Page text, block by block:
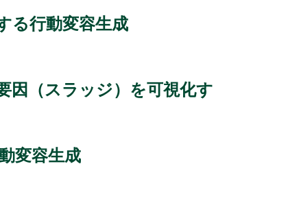
る行動変容生成
因（スラッジ）を可視化す
変容生成